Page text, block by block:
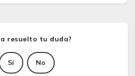
Sí No